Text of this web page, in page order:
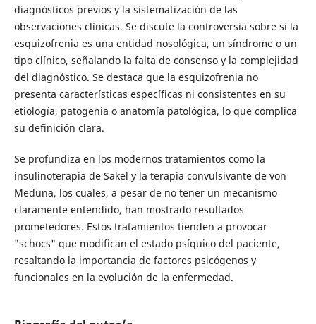
diagnósticos previos y la sistematización de las
observaciones clínicas. Se discute la controversia sobre si la
esquizofrenia es una entidad nosológica, un síndrome o un
tipo clínico, señalando la falta de consenso y la complejidad
del diagnóstico. Se destaca que la esquizofrenia no
presenta características específicas ni consistentes en su
etiología, patogenia o anatomía patológica, lo que complica
su definición clara.
Se profundiza en los modernos tratamientos como la
insulinoterapia de Sakel y la terapia convulsivante de von
Meduna, los cuales, a pesar de no tener un mecanismo
claramente entendido, han mostrado resultados
prometedores. Estos tratamientos tienden a provocar
"schocs" que modifican el estado psíquico del paciente,
resaltando la importancia de factores psicógenos y
funcionales en la evolución de la enfermedad.